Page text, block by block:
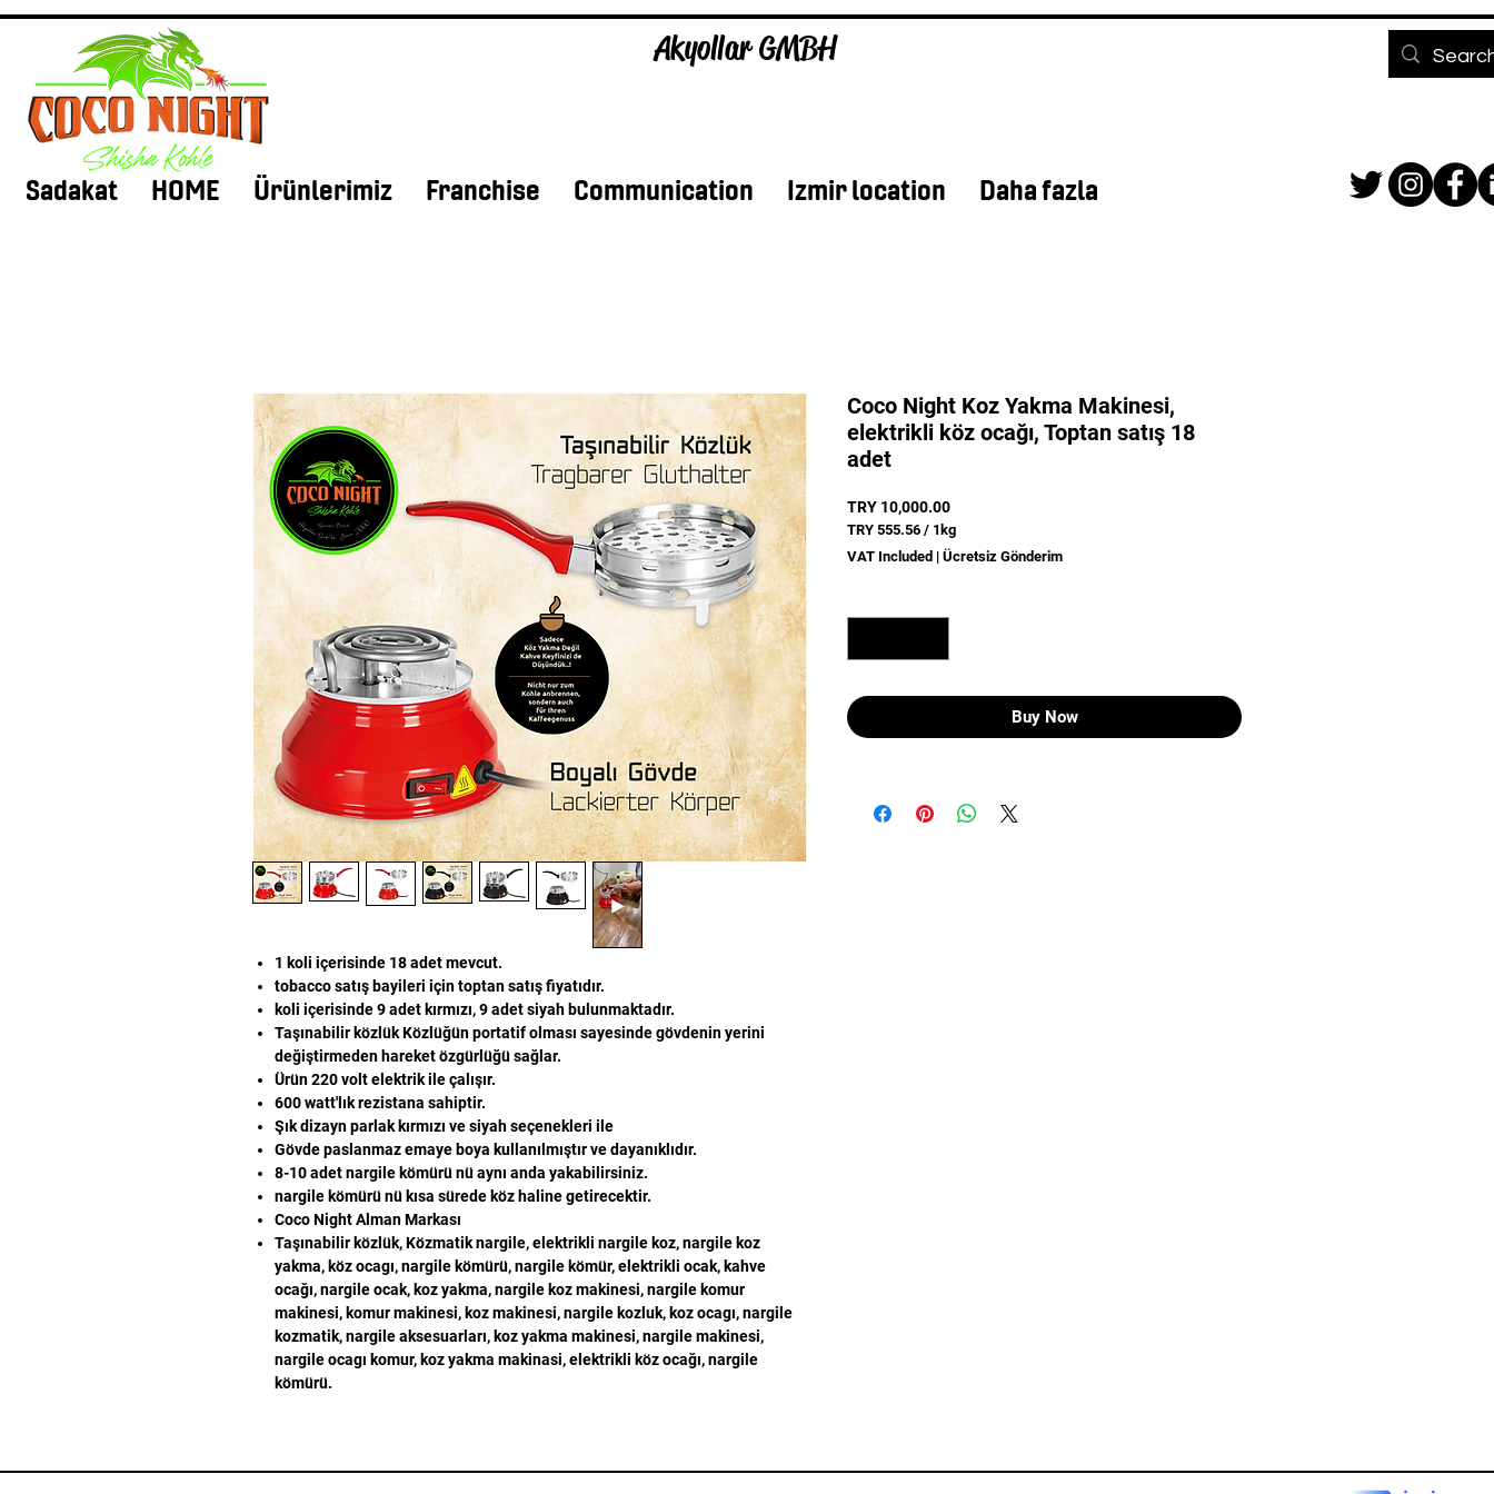
Akyollar GMBH
Sadakat HOME Ürünlerimiz Franchise Communication Izmir location Daha fazla
1 koli içerisinde 18 adet mevcut.
tobacco satış bayileri için toptan satış fiyatıdır.
koli içerisinde 9 adet kırmızı, 9 adet siyah bulunmaktadır.
Taşınabilir közlük Közlüğün portatif olması sayesinde gövdenin yerini
değiştirmeden hareket özgürlüğü sağlar.
Ürün 220 volt elektrik ile çalışır.
600 watt'lık rezistana sahiptir.
Şık dizayn parlak kırmızı ve siyah seçenekleri ile
Gövde paslanmaz emaye boya kullanılmıştır ve dayanıklıdır.
8-10 adet nargile kömürü nü aynı anda yakabilirsiniz.
nargile kömürü nü kısa sürede köz haline getirecektir.
Coco Night Alman Markası
Taşınabilir közlük, Közmatik nargile, elektrikli nargile koz, nargile koz
yakma, köz ocagı, nargile kömürü, nargile kömür, elektrikli ocak, kahve
ocağı, nargile ocak, koz yakma, nargile koz makinesi, nargile komur
makinesi, komur makinesi, koz makinesi, nargile kozluk, koz ocagı, nargile
kozmatik, nargile aksesuarları, koz yakma makinesi, nargile makinesi,
nargile ocagı komur, koz yakma makinasi, elektrikli köz ocağı, nargile
kömürü.
Coco Night Koz Yakma Makinesi,
elektrikli köz ocağı, Toptan satış 18
adet
TRY 10,000.00Price
TRY 555.56 / 1kg
TRY 555.56
per
VAT Included | Ücretsiz Gönderim
Buy Now